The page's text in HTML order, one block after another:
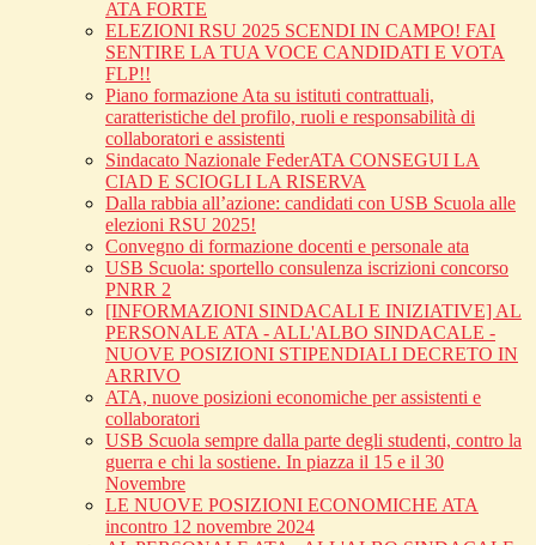
ATA FORTE
ELEZIONI RSU 2025 SCENDI IN CAMPO! FAI
SENTIRE LA TUA VOCE CANDIDATI E VOTA
FLP!!
Piano formazione Ata su istituti contrattuali,
caratteristiche del profilo, ruoli e responsabilità di
collaboratori e assistenti
Sindacato Nazionale FederATA CONSEGUI LA
CIAD E SCIOGLI LA RISERVA
Dalla rabbia all’azione: candidati con USB Scuola alle
elezioni RSU 2025!
Convegno di formazione docenti e personale ata
USB Scuola: sportello consulenza iscrizioni concorso
PNRR 2
[INFORMAZIONI SINDACALI E INIZIATIVE] AL
PERSONALE ATA - ALL'ALBO SINDACALE -
NUOVE POSIZIONI STIPENDIALI DECRETO IN
ARRIVO
ATA, nuove posizioni economiche per assistenti e
collaboratori
USB Scuola sempre dalla parte degli studenti, contro la
guerra e chi la sostiene. In piazza il 15 e il 30
Novembre
LE NUOVE POSIZIONI ECONOMICHE ATA
incontro 12 novembre 2024